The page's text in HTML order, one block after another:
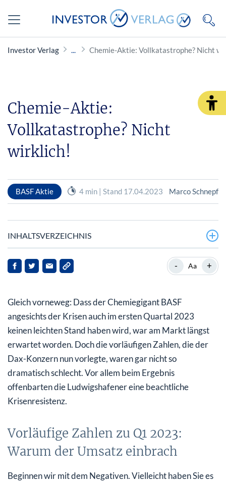
Investor Verlag Chemie-Aktie: Vollkatastrophe? Nicht
Chemie-Aktie:
Vollkatastrophe? Nicht
wirklich!
BASF Aktie 4 min | Stand 17.04.2023 Marco Schnepf
INHALTSVERZEICHNIS
Vorläufige Zahlen zu Q1 2023: Warum der Umsatz
einbrach
Agrar-Sparte als Krisenschutz: Ergebnis in Q1 besser
als erwartet
Nachsteuerergebnis: Vergleich zu 2022 hinkt
Wie geht es 2023 weiter?
Mein Fazit für Sie
- Aa +
Gleich vorneweg: Dass der Chemiegigant BASF
angesichts der Krisen auch im ersten Quartal 2023
keinen leichten Stand haben wird, war am Markt längst
erwartet worden. Doch die vorläufigen Zahlen, die der
Dax-Konzern nun vorlegte, waren gar nicht so
dramatisch schlecht. Vor allem beim Ergebnis
offenbarten die Ludwigshafener eine beachtliche
Krisenresistenz.
Vorläufige Zahlen zu Q1 2023:
Warum der Umsatz einbrach
Beginnen wir mit dem Negativen. Vielleicht haben Sie es